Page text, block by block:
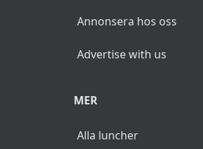
Annonsera hos oss
Advertise with us
MER
Alla luncher